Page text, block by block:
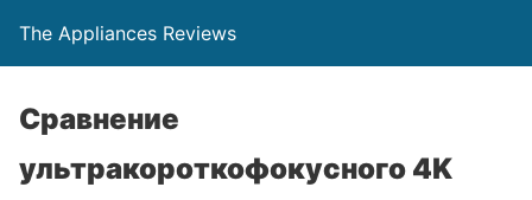
The Appliances Reviews
Сравнение
ультракороткофокусного 4K